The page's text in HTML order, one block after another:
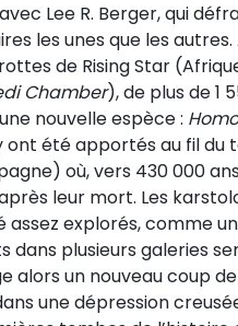
Lee R. Berger, qui
les unes que les
de Rising Star
Chamber), de plus de 1
nouvelle espèce :
ont été apportés au fil du
où, vers 430 000
leur mort. Les
assez explorés, comme
dans plusieurs galeries
alors un nouveau coup
une dépression